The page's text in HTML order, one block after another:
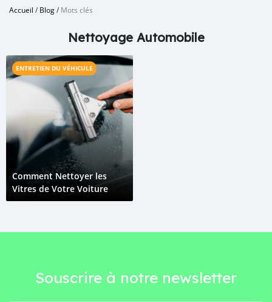
Accueil /Blog/Mots clés
Nettoyage Automobile
ENTRETIEN DU VÉHICULE
Comment Nettoyer les
Vitres de Votre Voiture
Souscrire à notre newsletter